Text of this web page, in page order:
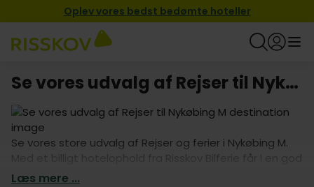
Oplev vores bedst bedømte hoteller
Se vores udvalg af Rejser til Nykøbing M
Se vores store udvalg af Rejser og ferier i Nykøbing M.
Med et billigt hotelophold fra Risskov Bilferie får I en god
base med masser af muligheder indenfor kort afstand.
Læs mere ...